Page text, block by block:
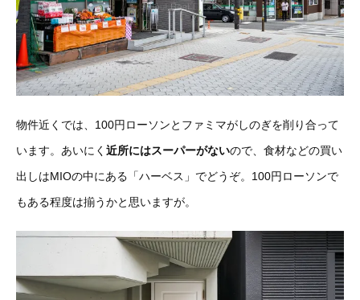
物件近くでは、100円ローソンとファミマがしのぎを削り合って
います。あいにく 近所にはスーパーがないので、食材などの買い
出しはMIOの中にある「ハーベス」でどうぞ。100円ローソンで
もある程度は揃うかと思いますが。